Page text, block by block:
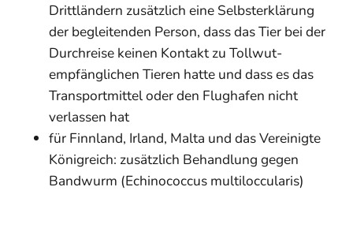
Drittländern zusätzlich eine Selbsterklärung
der begleitenden Person, dass das Tier bei der
Durchreise keinen Kontakt zu Tollwut-
empfänglichen Tieren hatte und dass es das
Transportmittel oder den Flughafen nicht
verlassen hat
für Finnland, Irland, Malta und das Vereinigte
Königreich: zusätzlich Behandlung gegen
Bandwurm (Echinococcus multiloccularis)